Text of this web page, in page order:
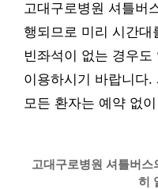
고대구로병원 셔틀버
행되므로 미리 시간
빈좌석이 없는 경우
이용하시기 바랍니다
모든 환자는 예약 없
고대구로병원 셔틀버스
히